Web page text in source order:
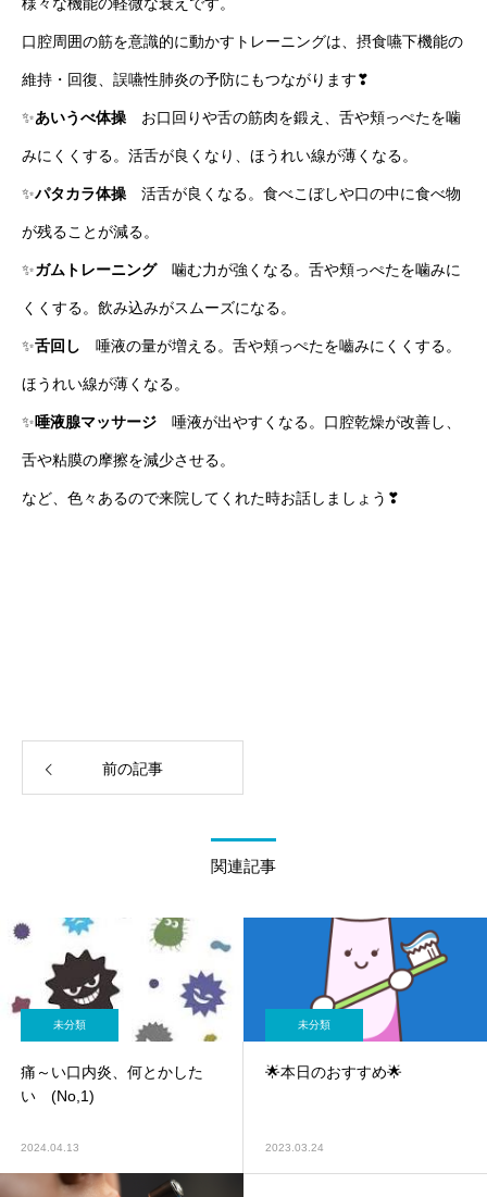
口腔周囲の筋を意識的に動かすトレーニングは、摂食嚥下機能の
維持・回復、誤嚥性肺炎の予防にもつながります❣
✨あいうべ体操 お口回りや舌の筋肉を鍛え、舌や頬っぺたを噛
みにくくする。活舌が良くなり、ほうれい線が薄くなる。
✨パタカラ体操 活舌が良くなる。食べこぼしや口の中に食べ物
が残ることが減る。
✨ガムトレーニング 噛む力が強くなる。舌や頬っぺたを噛みに
くくする。飲み込みがスムーズになる。
✨舌回し 唾液の量が増える。舌や頬っぺたを嚙みにくくする。
ほうれい線が薄くなる。
✨唾液腺マッサージ 唾液が出やすくなる。口腔乾燥が改善し、
舌や粘膜の摩擦を減少させる。
など、色々あるので来院してくれた時お話しましょう❣
前の記事
関連記事
未分類
痛～い口内炎、何とかした
い (No,1)
2024.04.13
未分類
🌟本日のおすすめ🌟
2023.03.24